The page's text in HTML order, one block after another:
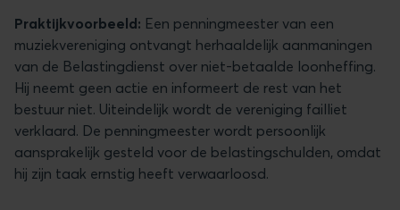
Praktijkvoorbeeld: Een penningmeester van een
muziekvereniging ontvangt herhaaldelijk aanmaningen
van de Belastingdienst over niet-betaalde loonheffing.
Hij neemt geen actie en informeert de rest van het
bestuur niet. Uiteindelijk wordt de vereniging failliet
verklaard. De penningmeester wordt persoonlijk
aansprakelijk gesteld voor de belastingschulden, omdat
hij zijn taak ernstig heeft verwaarloosd.